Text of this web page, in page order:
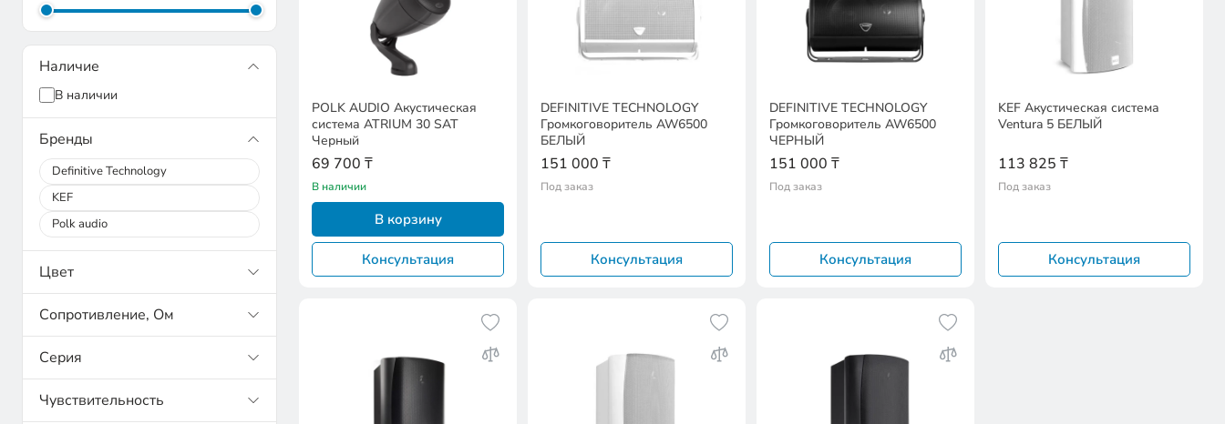
Наличие
В наличии
Бренды
Definitive Technology
KEF
Polk audio
Цвет
Сопротивление, Ом
Серия
Чувствительность
POLK AUDIO Акустическая
система ATRIUM 30 SAT
Черный
69 700 ₸
В наличии
В корзину
Консультация
DEFINITIVE TECHNOLOGY
Громкоговоритель AW6500
БЕЛЫЙ
151 000 ₸
Под заказ
Консультация
DEFINITIVE TECHNOLOGY
Громкоговоритель AW6500
ЧЕРНЫЙ
151 000 ₸
Под заказ
Консультация
KEF Акустическая система
Ventura 5 БЕЛЫЙ
113 825 ₸
Под заказ
Консультация